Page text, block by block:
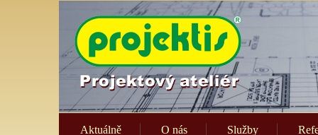
Aktuálně O nás Služby